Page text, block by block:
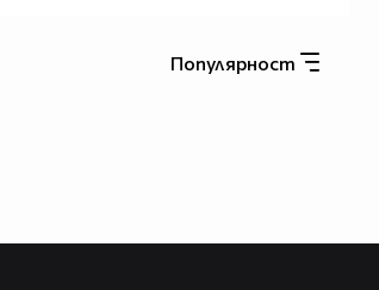
Популярност